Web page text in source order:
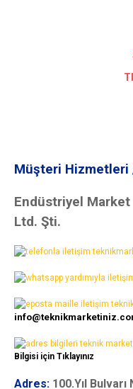
Müşteri Hizmetleri
Endüstriyel
Ltd. Şti.
Bilgisi için Tıklayınız
Adres: 100.Yıl